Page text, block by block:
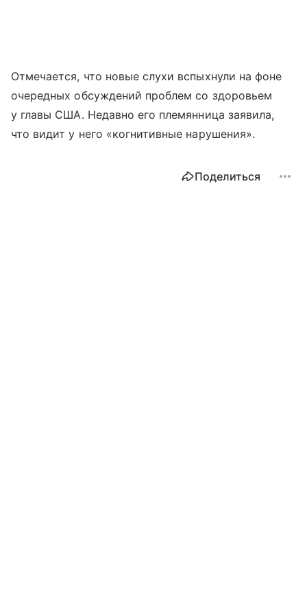
Отмечается, что новые слухи вспыхнули на фоне
очередных обсуждений проблем со здоровьем
у главы США. Недавно его племянница заявила,
что видит у него «когнитивные нарушения».
Поделиться